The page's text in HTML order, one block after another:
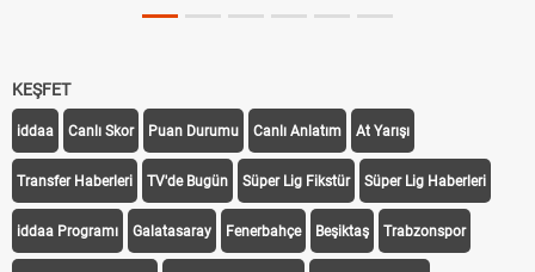
KEŞFET
iddaa Canlı Skor Puan Durumu Canlı Anlatım At Yarışı
Transfer Haberleri TV'de Bugün Süper Lig Fikstür Süper Lig Haberleri
iddaa Programı Galatasaray Fenerbahçe Beşiktaş Trabzonspor